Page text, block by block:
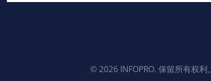
© 2026 INFOPRO. 保留所有权利。